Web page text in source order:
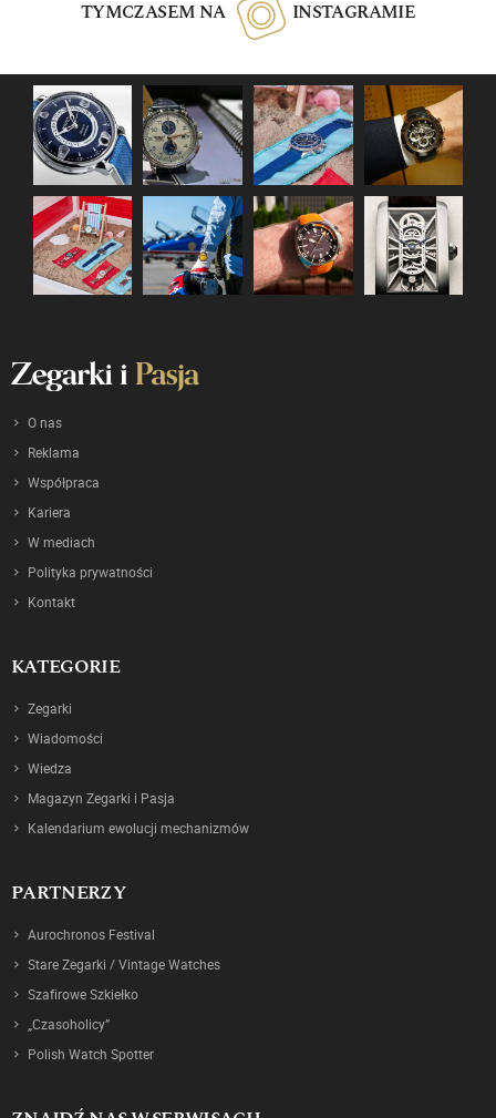
TYMCZASEM NA INSTAGRAMIE
O nas
Reklama
Współpraca
Kariera
W mediach
Polityka prywatności
Kontakt
KATEGORIE
Zegarki
Wiadomości
Wiedza
Magazyn Zegarki i Pasja
Kalendarium ewolucji mechanizmów
PARTNERZY
Aurochronos Festival
Stare Zegarki / Vintage Watches
Szafirowe Szkiełko
„Czasoholicy”
Polish Watch Spotter